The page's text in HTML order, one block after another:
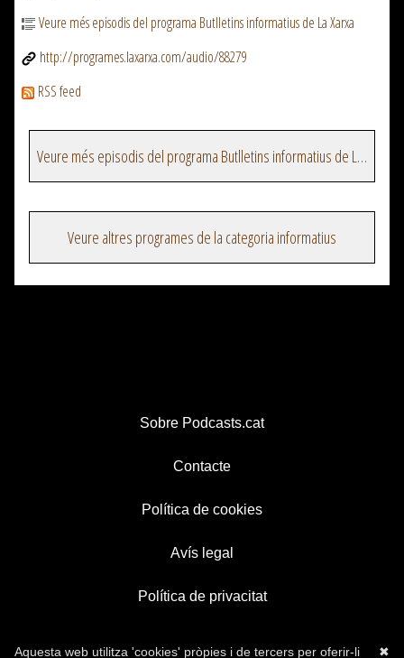
Veure més episodis del programa Butlletins informatius de La Xarxa
http://programes.laxarxa.com/audio/88279
RSS feed
Veure més episodis del programa Butlletins informatius de La Xarxa
Veure altres programes de la categoria informatius
Sobre Podcasts.cat
Contacte
Política de cookies
Avís legal
Política de privacitat
✖
Aquesta web utilitza 'cookies' pròpies i de tercers per oferir-li